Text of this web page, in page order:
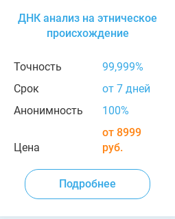
ДНК анализ на этническое
происхождение
Точность
99,999%
Срок
от 7 дней
Анонимность
100%
Цена
от 8999
руб.
Подробнее